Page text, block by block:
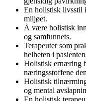
En holistisk livsstil
miljøet.
Å være holistisk
og samfunnets.
Terapeuter som
helheten i
Holistisk ernæring
næringsstoffene
Holistisk
og mental
En holistisk